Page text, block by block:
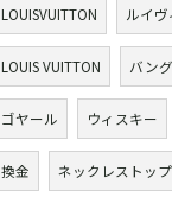
LOUISVUITTON ルイ
LOUIS VUITTON バン
ゴヤール ウィスキー
換金 ネックレストップ